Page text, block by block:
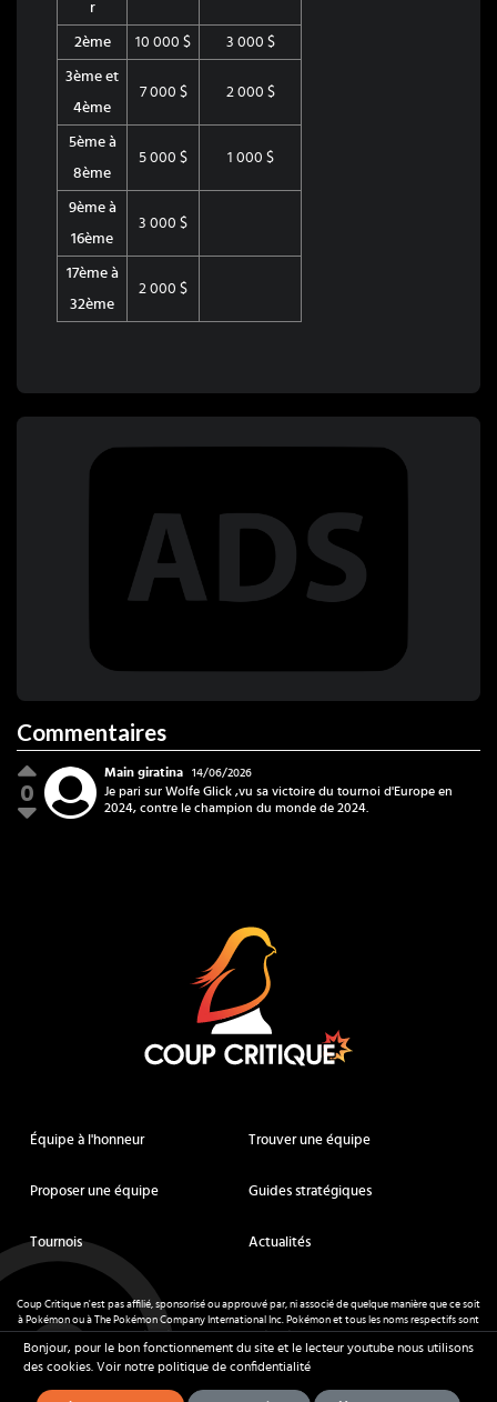
r
2ème 10 000 $ 3 000 $
3ème et
4ème
7 000 $ 2 000 $
5ème à
8ème
5 000 $ 1 000 $
9ème à
16ème
3 000 $
17ème à
32ème
2 000 $
Commentaires
0
Main giratina 14/06/2026
Je pari sur Wolfe Glick ,vu sa victoire du tournoi d'Europe en
2024, contre le champion du monde de 2024.
Équipe à l'honneur Trouver une équipe
Proposer une équipe Guides stratégiques
Tournois Actualités
Coup Critique n'est pas affilié, sponsorisé ou approuvé par, ni associé de quelque manière que ce soit
à Pokémon ou à The Pokémon Company International Inc. Pokémon et tous les noms respectifs sont
des marques déposées et des marques déposées. © de Nintendo 1996-2026.
Mentions légales - CGU- Tous droits réservés - Coup Critique
Bonjour, pour le bon fonctionnement du site et le lecteur youtube nous utilisons
des cookies. Voir notre politique de confidentialité